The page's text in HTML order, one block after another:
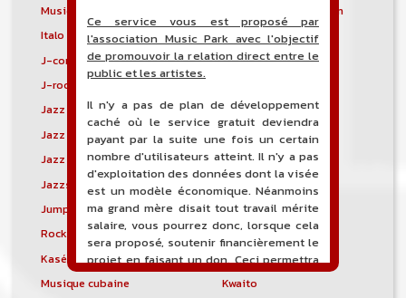
Musique irlandaise
Rock progressif italien
Italo Disco
Italo house
J-core
J-pop
J-rock
Jazz blues
Jazz modal
Jazz Nouvelle-Orléans
Jazz punk
Jazz vocal
Jazz-funk
Jazzstep
Jersey club
Jump blues
Jump-up
Rock canadien
Kansas City blues
Kasékò
Kizomba
Musique cubaine
Kwaito
Ce service vous est proposé par
l'association Music Park avec l'objectif
de promouvoir la relation direct entre le
public et les artistes.
Il n'y a pas de plan de développement
caché où le service gratuit deviendra
payant par la suite une fois un certain
nombre d'utilisateurs atteint. Il n'y a pas
d'exploitation des données dont la visée
est un modèle économique. Néanmoins
ma grand mère disait tout travail mérite
salaire, vous pourrez donc, lorsque cela
sera proposé, soutenir financièrement le
projet en faisant un don. Ceci permettra
de financer l'hébergement, le nom de